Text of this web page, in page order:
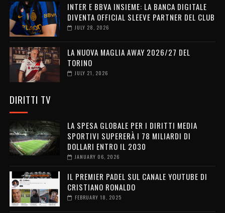
INTER E BBVA INSIEME: LA BANCA DIGITALE
DIVENTA OFFICIAL SLEEVE PARTNER DEL CLUB
JULY 28, 2026
LA NUOVA MAGLIA AWAY 2026/27 DEL
TORINO
JULY 21, 2026
DIRITTI TV
LA SPESA GLOBALE PER I DIRITTI MEDIA
SPORTIVI SUPERERÀ I 78 MILIARDI DI
DOLLARI ENTRO IL 2030
JANUARY 06, 2026
IL PREMIER PADEL SUL CANALE YOUTUBE DI
CRISTIANO RONALDO
FEBRUARY 18, 2025